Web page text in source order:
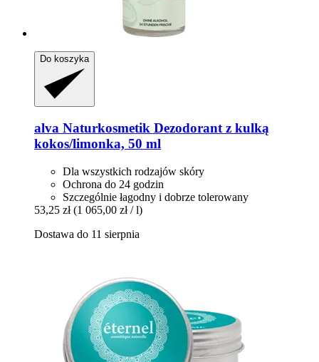
Do koszyka
alva Naturkosmetik Dezodorant z kulką
kokos/limonka, 50 ml
Dla wszystkich rodzajów skóry
Ochrona do 24 godzin
Szczególnie łagodny i dobrze tolerowany
53,25 zł (1 065,00 zł / l)
Dostawa do 11 sierpnia